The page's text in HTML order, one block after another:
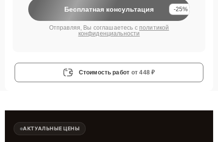
Бесплатная консультация -25%
Отправляя, Вы соглашаетесь с политикой
конфиденциальности
Стоимость работ от 448 ₽
АКТУАЛЬНЫЕ ЦЕНЫ